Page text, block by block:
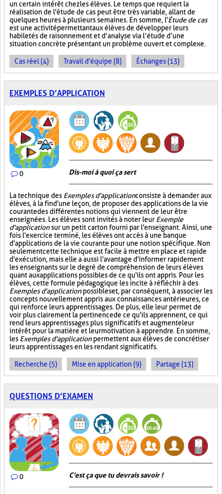
un certain intérêt chez les élèves. Le temps que requiert la
réalisation de l'étude de cas peut être très variable, allant de
quelques heures à plusieurs semaines. En somme, l'Étude de cas
est une activité permettant aux élèves de développer leurs
habiletés de raisonnement et d’analyse via l’étude d’une
situation concrète présentant un problème ouvert et complexe.
Cas réel (4) Travail d'équipe (8) Échanges (13)
EXEMPLES D’APPLICATION
0 Dis-moi à quoi ça sert
La technique des Exemples d'applicationconsiste à demander aux
élèves, à la fin d'une leçon, de proposer des applications de la vie
courante des différentes notions qui viennent de leur être
enseignées. Les élèves sont invités à noter leur Exemple
d'applicationsur un petit carton fourni par l'enseignant. Ainsi, une
fois l'exercice terminé, les élèves ont accès à une banque
d'applications de la vie courante pour une notion spécifique. Non
seulement cette technique est facile à mettre en place et rapide
d'exécution, mais elle a aussi l'avantage d'informer rapidement
les enseignants sur le degré de compréhension de leurs élèves
quant aux applications possibles de ce qu'ils ont appris. Pour les
élèves, cette formule pédagogique les incite à réfléchir à des
Exemples d'applicationpossibles et, par conséquent, à associer les
concepts nouvellement appris aux connaissances antérieures, ce
qui renforce leurs apprentissages. De plus, elle leur permet de
voir plus clairement la pertinence de ce qu'ils apprennent, ce qui
rend leurs apprentissages plus significatifs et augmente leur
intérêt pour la matière et leur motivation à apprendre. En somme,
les Exemples d'applicationpermettent aux élèves de concrétiser
leurs apprentissages en les rendant significatifs.
Recherche (5) Mise en application (9) Partage (13)
QUESTIONS D’EXAMEN
0 C'est ça que tu devrais savoir !